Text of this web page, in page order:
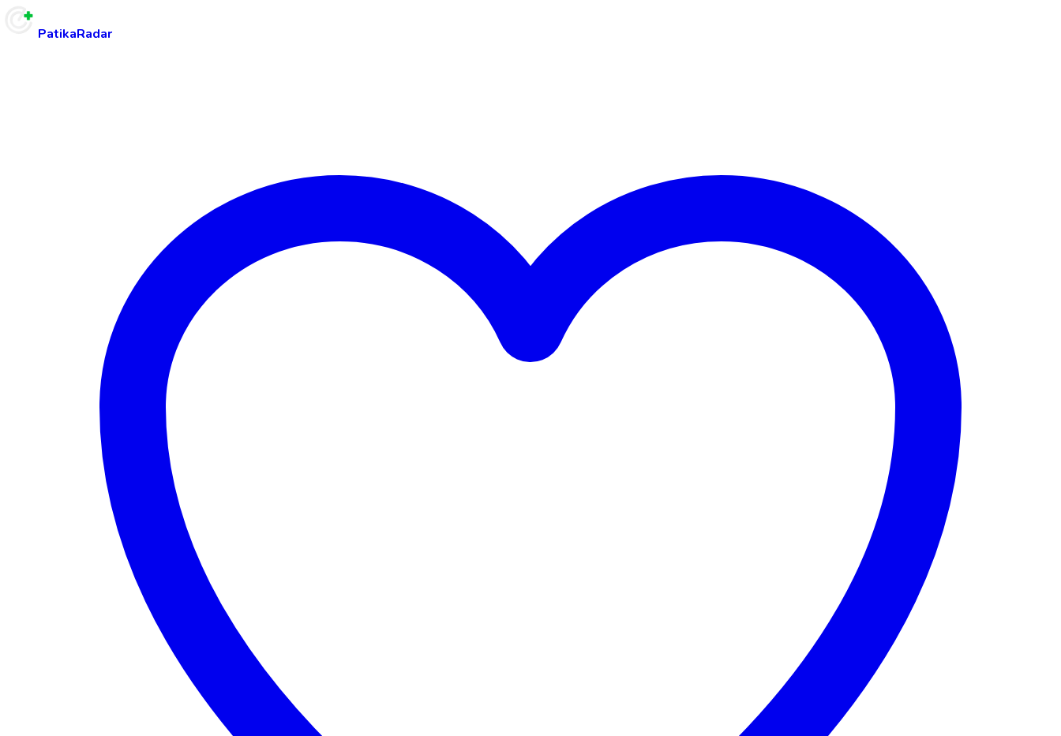
PatikaRadar